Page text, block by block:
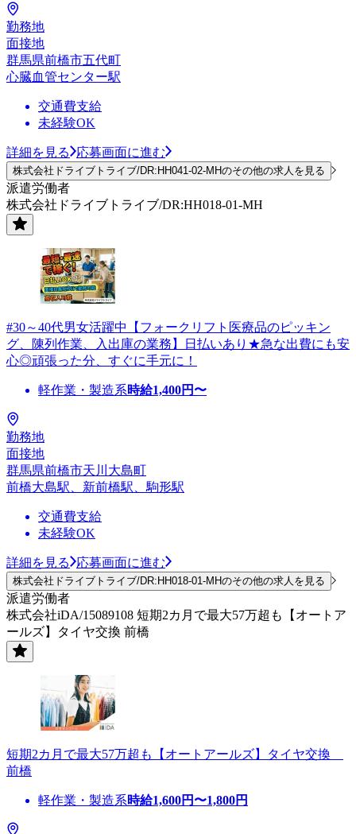
勤務地
面接地
群馬県前橋市五代町
心臓血管センター駅
交通費支給
未経験OK
詳細を見る 応募画面に進む
株式会社ドライブトライブ/DR:HH041-02-MHのその他の求人を見る
派遣労働者
株式会社ドライブトライブ/DR:HH018-01-MH
#30～40代男女活躍中【フォークリフト医療品のピッキン
グ、陳列作業、入出庫の業務】日払いあり★急な出費にも安
心◎頑張った分、すぐに手元に！
軽作業・製造系時給1,400円〜
勤務地
面接地
群馬県前橋市天川大島町
前橋大島駅、新前橋駅、駒形駅
交通費支給
未経験OK
詳細を見る 応募画面に進む
株式会社ドライブトライブ/DR:HH018-01-MHのその他の求人を見る
派遣労働者
株式会社iDA/15089108 短期2カ月で最大57万超も【オートア
ールズ】タイヤ交換 前橋
短期2カ月で最大57万超も【オートアールズ】タイヤ交換
前橋
軽作業・製造系時給1,600円〜1,800円